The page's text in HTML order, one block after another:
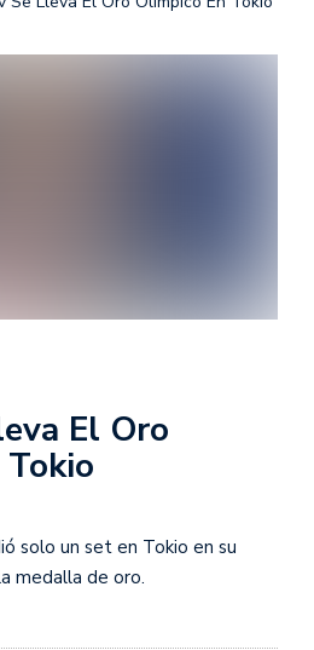
El Oro
solo un set en Tokio en su
medalla de oro.